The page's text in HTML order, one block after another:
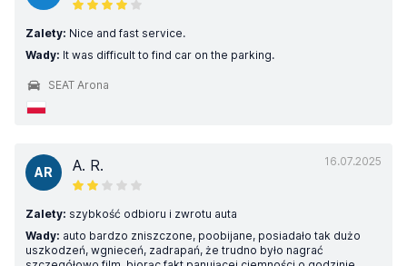
Zalety: Nice and fast service.
Wady: It was difficult to find car on the parking.
SEAT Arona
16.07.2025
AR A. R.
Zalety: szybkość odbioru i zwrotu auta
Wady: auto bardzo zniszczone, poobijane, posiadało tak dużo
uszkodzeń, wgnieceń, zadrapań, że trudno było nagrać